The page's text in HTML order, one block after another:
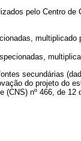
pelo Centro de
multiplicado
secundárias
do projeto do
nº 466, de 12